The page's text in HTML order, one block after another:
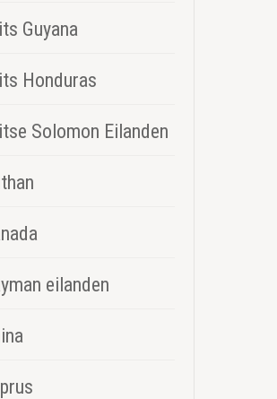
Guyana
Honduras
Solomon Eilanden
eilanden